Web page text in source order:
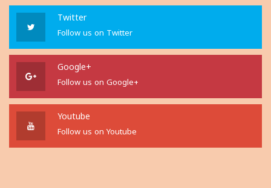
Twitter
Follow us on Twitter
Google+
Follow us on Google+
Youtube
Follow us on Youtube